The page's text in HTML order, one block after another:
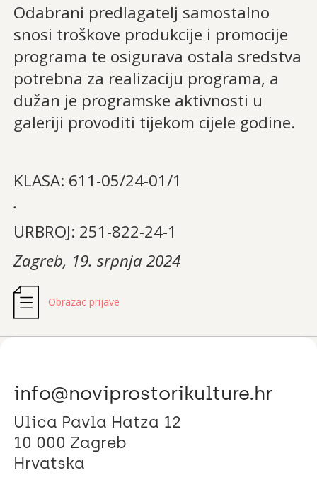
Odabrani predlagatelj samostalno
snosi troškove produkcije i promocije
programa te osigurava ostala sredstva
potrebna za realizaciju programa, a
dužan je programske aktivnosti u
galeriji provoditi tijekom cijele godine.
KLASA: 611-05/24-01/1
.
URBROJ: 251-822-24-1
Zagreb, 19. srpnja 2024
Obrazac prijave
info@noviprostorikulture.hr
Ulica Pavla Hatza 12
10 000 Zagreb
Hrvatska